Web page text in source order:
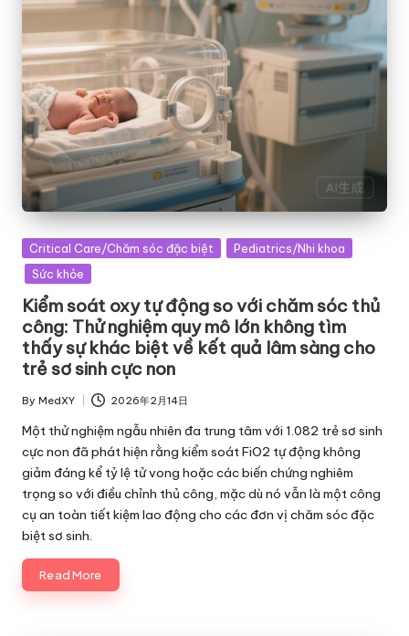
Posted
in
Critical Care/Chăm sóc đặc biệt
Pediatrics/Nhi khoa
Sức khỏe
Kiểm soát oxy tự động so với chăm sóc thủ
công: Thử nghiệm quy mô lớn không tìm
thấy sự khác biệt về kết quả lâm sàng cho
trẻ sơ sinh cực non
Posted
by
By MedXY 2026年2月14日
Một thử nghiệm ngẫu nhiên đa trung tâm với 1.082 trẻ sơ sinh
cực non đã phát hiện rằng kiểm soát FiO2 tự động không
giảm đáng kể tỷ lệ tử vong hoặc các biến chứng nghiêm
trọng so với điều chỉnh thủ công, mặc dù nó vẫn là một công
cụ an toàn tiết kiệm lao động cho các đơn vị chăm sóc đặc
biệt sơ sinh.
Read More